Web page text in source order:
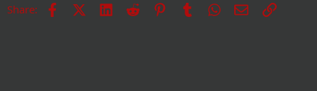
Share: Facebook LinkedInReddit PinterestTumblrWhatsApp
Е-поштаВрска